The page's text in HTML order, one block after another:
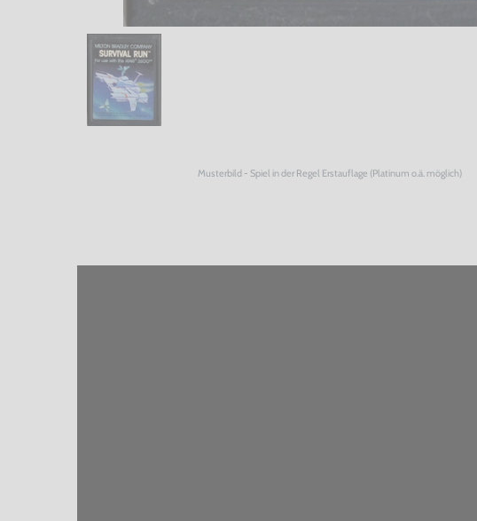
Musterbild - Spiel in der Regel Erstauflage (Platinum o.ä. möglich)